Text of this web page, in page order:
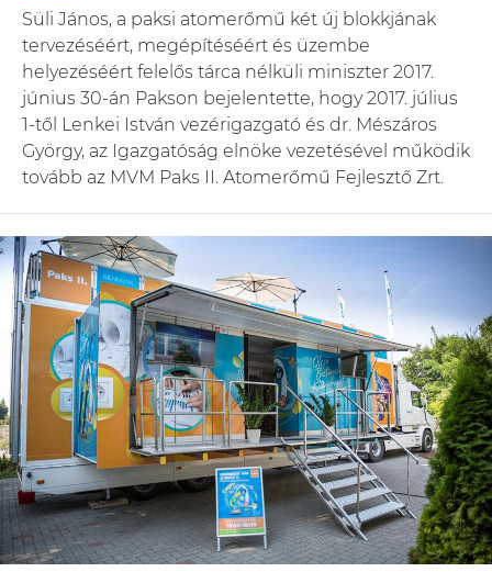
Süli János, a paksi atomerőmű két új blokkjának
tervezéséért, megépítéséért és üzembe
helyezéséért felelős tárca nélküli miniszter 2017.
június 30-án Pakson bejelentette, hogy 2017. július
1-től Lenkei István vezérigazgató és dr. Mészáros
György, az Igazgatóság elnöke vezetésével működik
tovább az MVM Paks II. Atomerőmű Fejlesztő Zrt.